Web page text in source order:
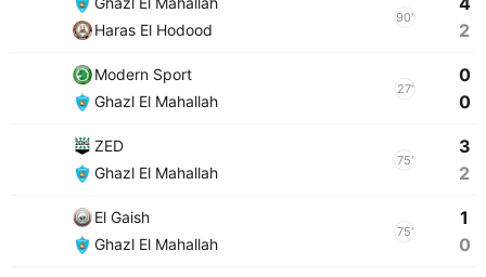
Haras El Hodood
90'
2
Modern Sport
Ghazl El Mahallah
27'
0
0
ZED
Ghazl El Mahallah
75'
3
2
El Gaish
Ghazl El Mahallah
75'
1
0